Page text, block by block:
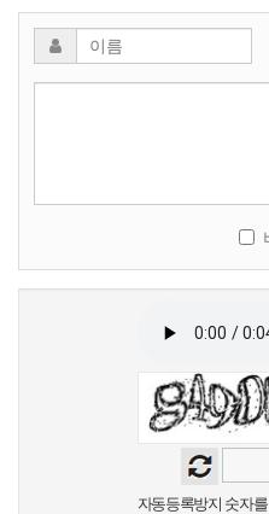
자동등록방지 숫자